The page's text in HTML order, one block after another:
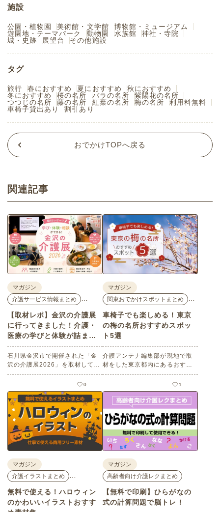
施設
公園・植物園 美術館・文学館
博物館・ミュージアム
遊園地・テーマパーク
動物園 水族館
神社・寺院
城・史跡
展望台 その他施設
タグ
旅行 春におすすめ 夏におすすめ
秋におすすめ
冬におすすめ
桜の名所 バラの名所
紫陽花の名所
つつじの名所
藤の名所 紅葉の名所 梅の名所
利用料無料
車椅子貸出あり
割引あり
おでかけTOPへ戻る
関連記事
マガジン
介護サービス情報まとめ
【取材レポ】金沢の介護展
に行ってきました！介護・
医療の学びと体験が詰まっ
た1日。
石川県金沢市で開催された「金
沢の介護展2026」を取材してき
ました。医師による人気講演か
ら、気軽に参加できるミニ講
座、体験型の企業ブースまで、
介護・医療・健康の“学び・体
験・相談”が一度にできる、見ど
ころ満載のイベントの様子をレ
ポートします。
0
マガジン
関東おでかけスポットまとめ
車椅子でも楽しめる！東京
の梅の名所おすすめスポッ
ト5選
介護アンテナ編集部が現地で取
材をした東京都内にあるおすす
めの梅の名所を５選紹介しま
す。見どころはもちろんのこと
バリアフリーの設備面について
も紹介しているので、介護施設
などでの外出アクティビティの
事前チェックの際にぜひ参考に
してください。
1
マガジン
介護イラストまとめ
無料で使える！ハロウィン
のかわいいイラストおすす
マガジン
高齢者向け介護レクまとめ
【無料で印刷】ひらがなの
式の計算問題で脳トレ！